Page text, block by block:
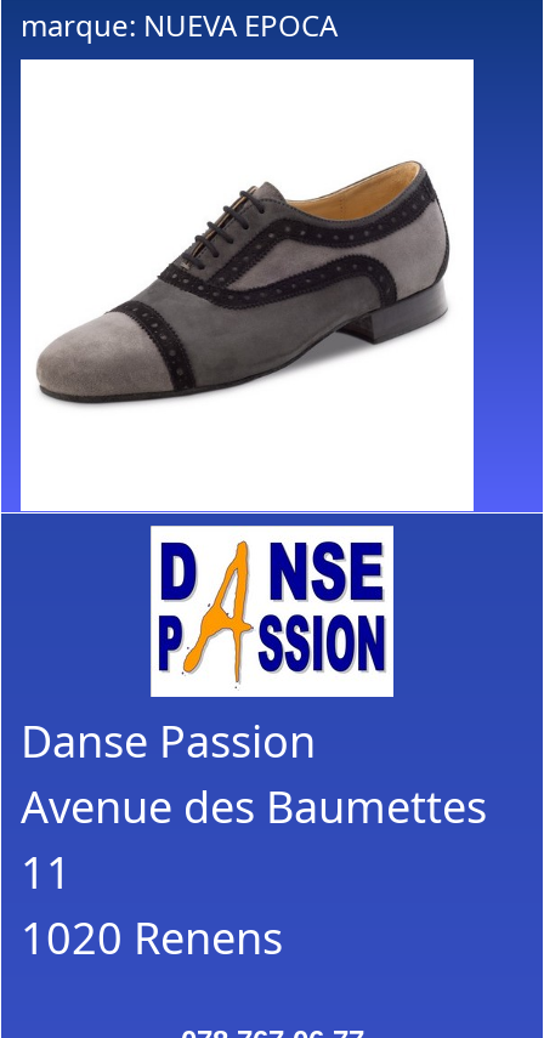
marque: NUEVA EPOCA
Danse Passion
Avenue des Baumettes
11
1020 Renens